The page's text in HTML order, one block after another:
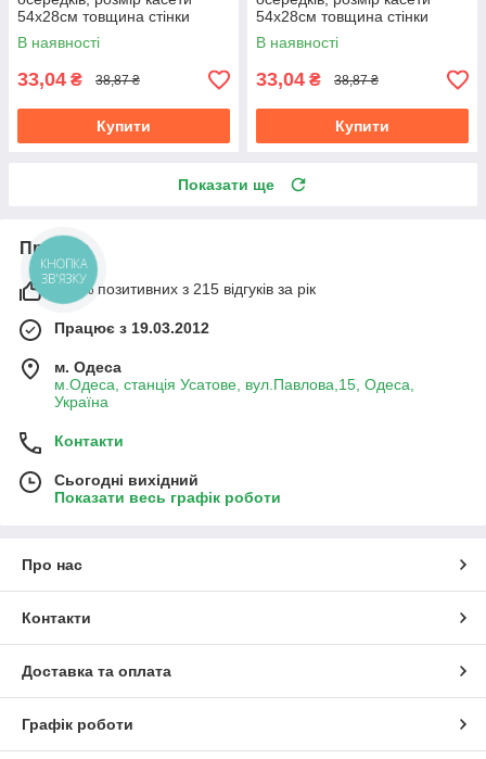
54х28см товщина стінки
0,7мм (мін. замовлення
15шт)
В наявності
33,04 ₴ 38,87 ₴
Купити
54х28см товщина стінки
0,7мм (мін. замовлення
15шт)
В наявності
33,04 ₴ 38,87 ₴
Купити
Показати ще
Про нас
100% позитивних з 215 відгуків за рік
Працює з 19.03.2012
м. Одеса
м.Одеса, станція Усатове, вул.Павлова,15, Одеса,
Україна
Контакти
Сьогодні вихідний
Показати весь графік роботи
Про нас
Контакти
Доставка та оплата
Графік роботи
КНОПКА
ЗВ'ЯЗКУ